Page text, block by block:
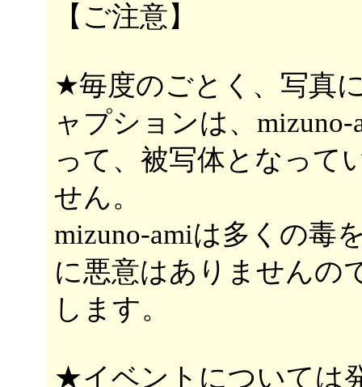
【ご注意】
★毎度のごとく、写真
ャプションは、
って、被写体となって
せん。
mizuno-amiは多くの毒
に悪意はありませんの
します。
★イベントについては